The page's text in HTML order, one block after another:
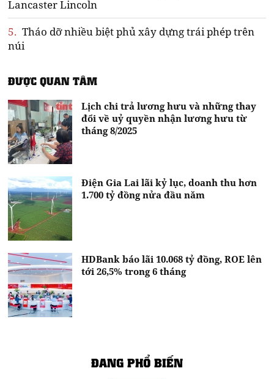
Lancaster Lincoln
5. Tháo dỡ nhiều biệt phủ xây dựng trái phép trên
núi
ĐƯỢC QUAN TÂM
Lịch chi trả lương hưu và những thay
đổi về uỷ quyền nhận lương hưu từ
tháng 8/2025
Điện Gia Lai lãi kỷ lục, doanh thu hơn
1.700 tỷ đồng nửa đầu năm
HDBank báo lãi 10.068 tỷ đồng, ROE lên
tới 26,5% trong 6 tháng
ĐANG PHỔ BIẾN